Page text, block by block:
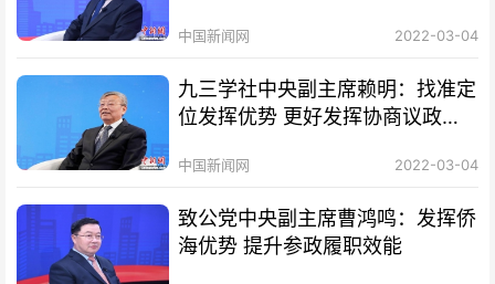
中国新闻网 2022-03-04
九三学社中央副主席赖明：找准定
位发挥优势 更好发挥协商议政作
中国新闻网 2022-03-04
致公党中央副主席曹鸿鸣：发挥侨
海优势 提升参政履职效能